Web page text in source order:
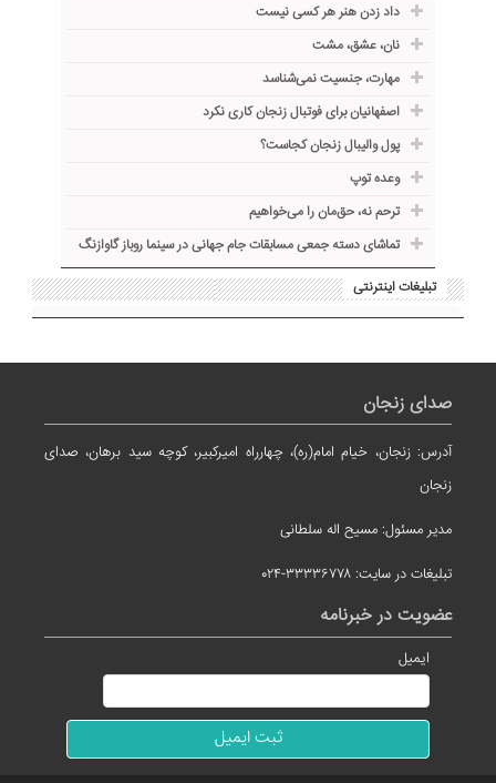
داد زدن هنر هر کسی نیست
نان، عشق، مشت
مهارت، جنسیت نمی‌شناسد
اصفهانیان برای فوتبال زنجان کاری نکرد
پول والیبال زنجان کجاست؟
وعده توپ
ترحم نه، حق‌مان را می‌خواهیم
تماشای دسته جمعی مسابقات جام جهانی در سینما روباز گاوازنگ
تبلیغات اینترنتی
صدای زنجان
آدرس: زنجان، خیام امام(ره)، چهارراه امیرکبیر، کوچه سید برهان، صدای
زنجان
مدیر مسئول: مسیح اله سلطانی
تبلیغات در سایت: ۳۳۳۳۶۷۷۸-۰۲۴
عضویت در خبرنامه
ایمیل